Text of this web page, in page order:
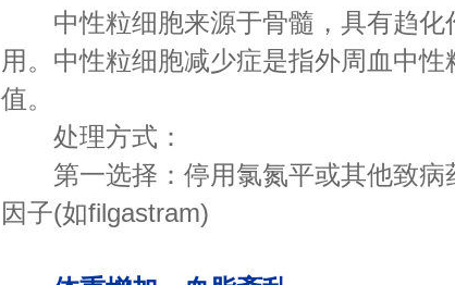
中性粒细胞来源于骨髓，具有趋化
用。中性粒细胞减少症是指外周血中
值。
处理方式：
第一选择：停用氯氮平或其他致病
因子(如filgastram)